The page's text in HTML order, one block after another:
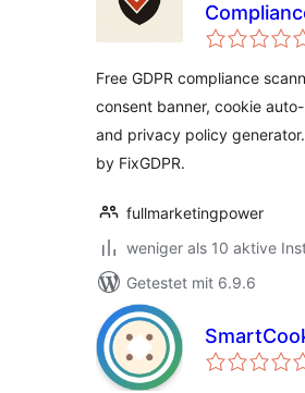
Consent
Free GDPR compliance
consent banner, cookie
and privacy policy
by FixGDPR.
fullmarketingpower
weniger als 10 aktive
Getestet mit 6.9.6